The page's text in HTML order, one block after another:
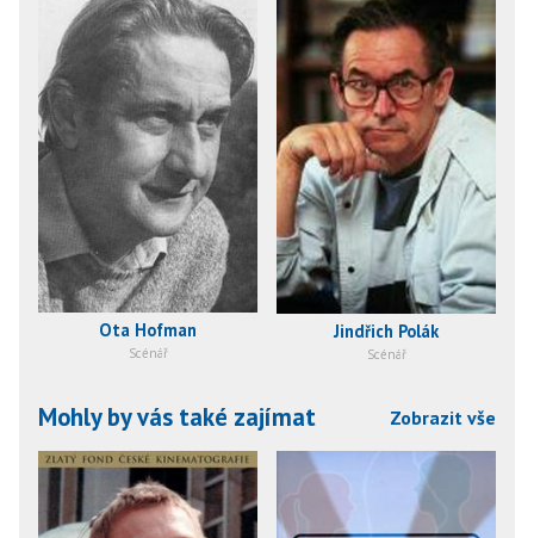
Ota Hofman
Scénář
Jindřich Polák
Scénář
Mohly by vás také zajímat Zobrazit vše